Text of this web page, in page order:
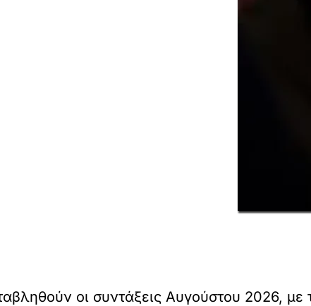
οι συντάξεις Αυγούστου 2026,